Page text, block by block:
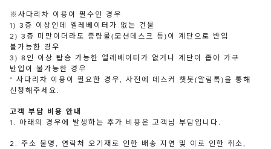
※사다리차 이용이 필수인 경우
1) 3층 이상인데 엘레베이터가 없는 건물
2) 3층 미만이더라도 중량물(모션데스크 등)이 계단으로 반입
불가능한 경우
3) 8인 이상 탑승 가능한 엘레베이터가 없거나 계단이 좁아 가구
반입이 불가능한 경우
* 사다리차 이용이 필요한 경우, 사전에 데스커 챗봇(알림톡)을 통해
신청해주세요.
고객 부담 비용 안내
1. 아래의 경우에 발생하는 추가 비용은 고객님 부담입니다.
2. 주소 불명, 연락처 오기재로 인한 배송 지연 및 이로 인한 취소,